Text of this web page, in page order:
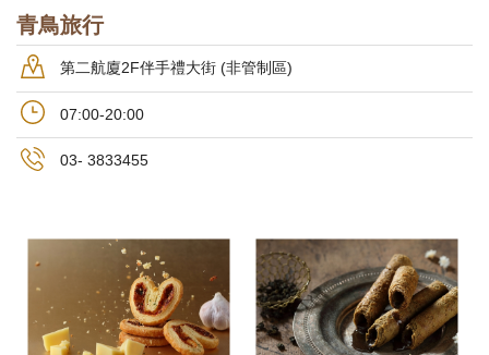
青鳥旅行
第二航廈2F伴手禮大街 (非管制區)
07:00-20:00
03- 3833455